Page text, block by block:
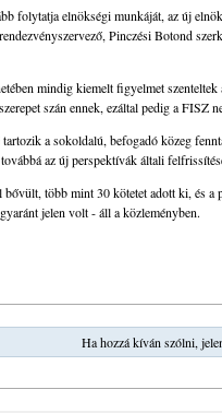
folytatja elnökségi munkáját, az új
Pinczési Botond
mindig kiemelt figyelmet
szán ennek, ezáltal pedig a FISZ
a sokoldalú, befogadó közeg
az új perspektívák általi
több mint 30 kötetet adott ki, és a
jelen volt - áll a közleményben.
Ha hozzá kíván szólni,